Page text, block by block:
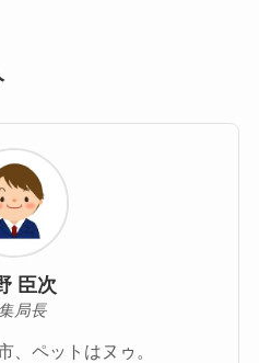
臣次
局長
、ペットはヌゥ。